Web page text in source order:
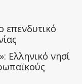
επενδυτικό
Ελληνικό νησί